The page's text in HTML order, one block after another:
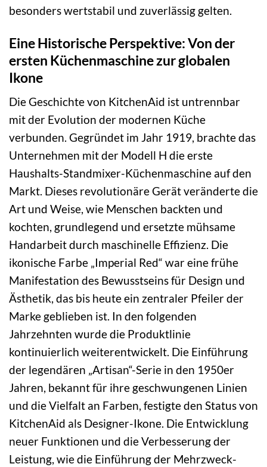
besonders wertstabil und zuverlässig gelten.
Eine Historische Perspektive: Von der
ersten Küchenmaschine zur globalen
Ikone
Die Geschichte von KitchenAid ist untrennbar
mit der Evolution der modernen Küche
verbunden. Gegründet im Jahr 1919, brachte das
Unternehmen mit der Modell H die erste
Haushalts-Standmixer-Küchenmaschine auf den
Markt. Dieses revolutionäre Gerät veränderte die
Art und Weise, wie Menschen backten und
kochten, grundlegend und ersetzte mühsame
Handarbeit durch maschinelle Effizienz. Die
ikonische Farbe „Imperial Red“ war eine frühe
Manifestation des Bewusstseins für Design und
Ästhetik, das bis heute ein zentraler Pfeiler der
Marke geblieben ist. In den folgenden
Jahrzehnten wurde die Produktlinie
kontinuierlich weiterentwickelt. Die Einführung
der legendären „Artisan“-Serie in den 1950er
Jahren, bekannt für ihre geschwungenen Linien
und die Vielfalt an Farben, festigte den Status von
KitchenAid als Designer-Ikone. Die Entwicklung
neuer Funktionen und die Verbesserung der
Leistung, wie die Einführung der Mehrzweck-